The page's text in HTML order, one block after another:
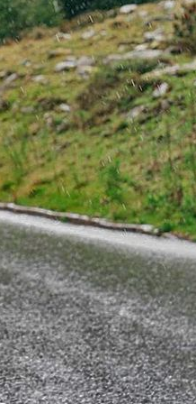
ГРУППЫ
ОБОРУДОВАНИЯ
MICHE
SHIMANO
СУМКИ
SALOMON